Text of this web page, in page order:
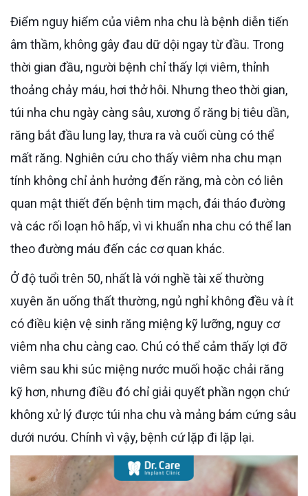
Điểm nguy hiểm của viêm nha chu là bệnh diễn tiến
âm thầm, không gây đau dữ dội ngay từ đầu. Trong
thời gian đầu, người bệnh chỉ thấy lợi viêm, thỉnh
thoảng chảy máu, hơi thở hôi. Nhưng theo thời gian,
túi nha chu ngày càng sâu, xương ổ răng bị tiêu dần,
răng bắt đầu lung lay, thưa ra và cuối cùng có thể
mất răng. Nghiên cứu cho thấy viêm nha chu mạn
tính không chỉ ảnh hưởng đến răng, mà còn có liên
quan mật thiết đến bệnh tim mạch, đái tháo đường
và các rối loạn hô hấp, vì vi khuẩn nha chu có thể lan
theo đường máu đến các cơ quan khác.
Ở độ tuổi trên 50, nhất là với nghề tài xế thường
xuyên ăn uống thất thường, ngủ nghỉ không đều và ít
có điều kiện vệ sinh răng miệng kỹ lưỡng, nguy cơ
viêm nha chu càng cao. Chú có thể cảm thấy lợi đỡ
viêm sau khi súc miệng nước muối hoặc chải răng
kỹ hơn, nhưng điều đó chỉ giải quyết phần ngọn chứ
không xử lý được túi nha chu và mảng bám cứng sâu
dưới nướu. Chính vì vậy, bệnh cứ lặp đi lặp lại.